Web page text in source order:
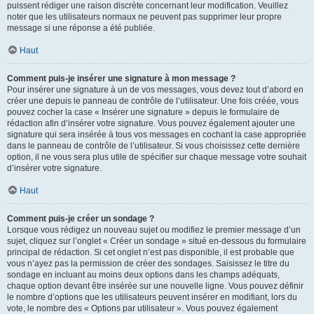
puissent rédiger une raison discrète concernant leur modification. Veuillez
noter que les utilisateurs normaux ne peuvent pas supprimer leur propre
message si une réponse a été publiée.
Haut
Comment puis-je insérer une signature à mon message ?
Pour insérer une signature à un de vos messages, vous devez tout d’abord en
créer une depuis le panneau de contrôle de l’utilisateur. Une fois créée, vous
pouvez cocher la case « Insérer une signature » depuis le formulaire de
rédaction afin d’insérer votre signature. Vous pouvez également ajouter une
signature qui sera insérée à tous vos messages en cochant la case appropriée
dans le panneau de contrôle de l’utilisateur. Si vous choisissez cette dernière
option, il ne vous sera plus utile de spécifier sur chaque message votre souhait
d’insérer votre signature.
Haut
Comment puis-je créer un sondage ?
Lorsque vous rédigez un nouveau sujet ou modifiez le premier message d’un
sujet, cliquez sur l’onglet « Créer un sondage » situé en-dessous du formulaire
principal de rédaction. Si cet onglet n’est pas disponible, il est probable que
vous n’ayez pas la permission de créer des sondages. Saisissez le titre du
sondage en incluant au moins deux options dans les champs adéquats,
chaque option devant être insérée sur une nouvelle ligne. Vous pouvez définir
le nombre d’options que les utilisateurs peuvent insérer en modifiant, lors du
vote, le nombre des « Options par utilisateur ». Vous pouvez également